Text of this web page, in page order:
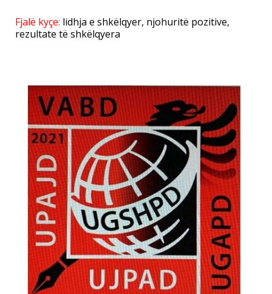
Fjalë kyçe: lidhja e shkëlqyer, njohuritë pozitive,
rezultate të shkëlqyera